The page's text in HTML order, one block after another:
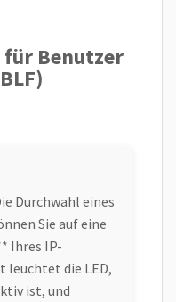
Benutzer
Durchwahl eines
Sie auf eine
Ihres IP-
leuchtet die LED,
ist, und